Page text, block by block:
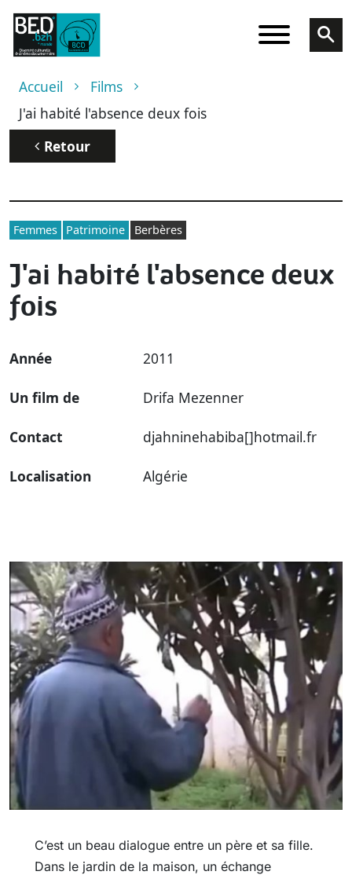
Aller au contenu principal
Fil d'Ariane
Accueil
Films
J'ai habité l'absence deux fois
Retour
Femmes Patrimoine Berbères
J'ai habité l'absence deux
fois
Année 2011
Un film de Drifa Mezenner
Contact djahninehabiba[]hotmail.fr
Localisation Algérie
C’est un beau dialogue entre un père et sa fille.
Dans le jardin de la maison, un échange